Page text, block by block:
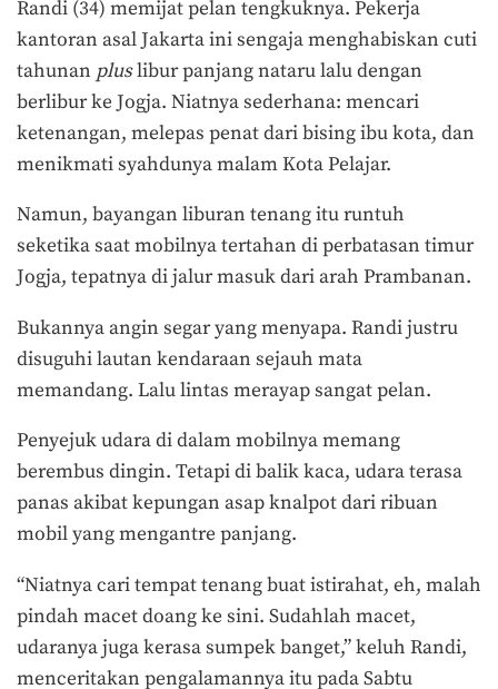
Randi (34) memijat pelan tengkuknya. Pekerja
kantoran asal Jakarta ini sengaja menghabiskan cuti
tahunan pluslibur panjang nataru lalu dengan
berlibur ke Jogja. Niatnya sederhana: mencari
ketenangan, melepas penat dari bising ibu kota, dan
menikmati syahdunya malam Kota Pelajar.
Namun, bayangan liburan tenang itu runtuh
seketika saat mobilnya tertahan di perbatasan timur
Jogja, tepatnya di jalur masuk dari arah Prambanan.
Bukannya angin segar yang menyapa. Randi justru
disuguhi lautan kendaraan sejauh mata
memandang. Lalu lintas merayap sangat pelan.
Penyejuk udara di dalam mobilnya memang
berembus dingin. Tetapi di balik kaca, udara terasa
panas akibat kepungan asap knalpot dari ribuan
mobil yang mengantre panjang.
“Niatnya cari tempat tenang buat istirahat, eh, malah
pindah macet doang ke sini. Sudahlah macet,
udaranya juga kerasa sumpek banget,” keluh Randi,
menceritakan pengalamannya itu pada Sabtu